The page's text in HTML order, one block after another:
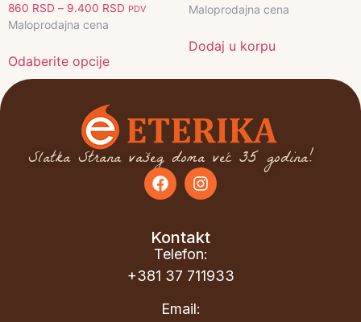
860 RSD – 9.400 RSD PDV
Maloprodajna cena
Odaberite opcije
Maloprodajna cena
Dodaj u korpu
Slatka Strana vašeg doma već 35 godina!
Kontakt
Telefon:
+381 37 711933
Email: